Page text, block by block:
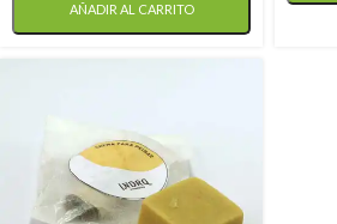
AÑADIR AL CARRITO